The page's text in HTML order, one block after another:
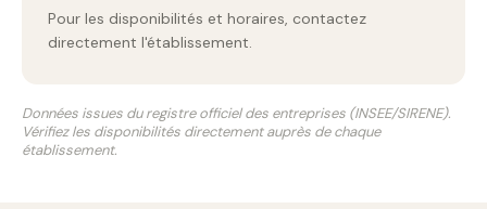
Pour les disponibilités et horaires, contactez
directement l'établissement.
Données issues du registre officiel des entreprises (INSEE/SIRENE).
Vérifiez les disponibilités directement auprès de chaque
établissement.